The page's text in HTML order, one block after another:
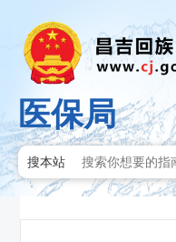
医保局
搜本站